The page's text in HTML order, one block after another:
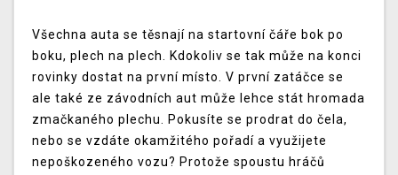
Všechna auta se těsnají na startovní čáře bok po
boku, plech na plech. Kdokoliv se tak může na konci
rovinky dostat na první místo. V první zatáčce se
ale také ze závodních aut může lehce stát hromada
zmačkaného plechu. Pokusíte se prodrat do čela,
nebo se vzdáte okamžitého pořadí a využijete
nepoškozeného vozu? Protože spoustu hráčů